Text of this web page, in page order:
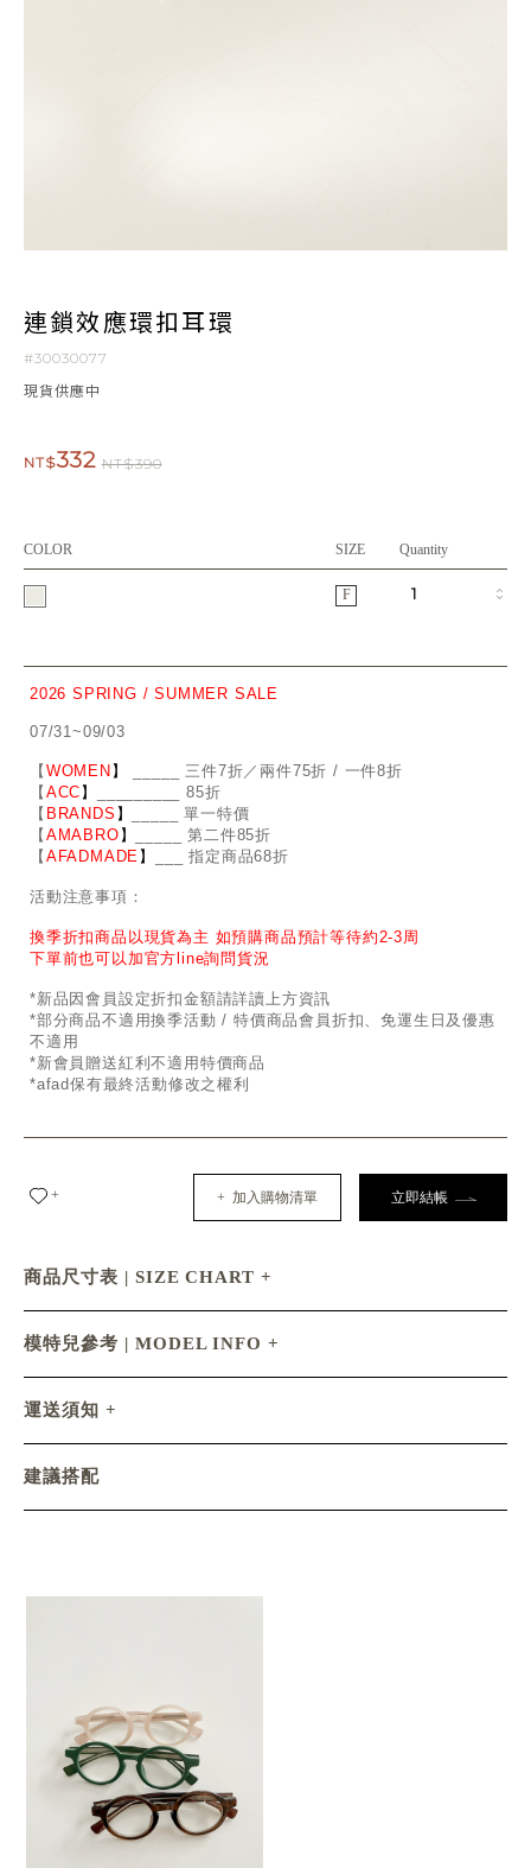
連鎖效應環扣耳環
#30030077
現貨供應中
NT$332 NT$390
COLOR SIZE Quantity
F
2026 SPRING / SUMMER SALE
07/31~09/03
【 WOMEN 】
___ 三件7折／兩件75折 / 一件8折
【 ACC 】
____ 85折
【 BRANDS 】
_ 單一特價
【 AMABRO 】
_ 第二件85折
【 AFADMADE 】 ___ 指定商品68折
活動注意事項：
換季折扣商品以現貨為主 如預購商品預計等待約2-3周
下單前也可以加官方line詢問貨況
*新品因會員設定折扣金額請詳讀上方資訊
*部分商品不適用換季活動 / 特價商品會員折扣、免運生日及優惠
不適用
*新會員贈送紅利不適用特價商品
*afad保有最終活動修改之權利
+ + 加入購物清單 立即結帳
商品尺寸表 | SIZE CHART
模特兒參考 | MODEL INFO
運送須知
建議搭配